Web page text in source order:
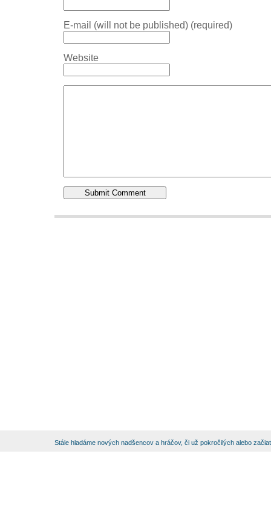
E-mail (will not be published) (required)
Website
Stále hladáme nových nadšencov a hráčov, či už pokročilých alebo